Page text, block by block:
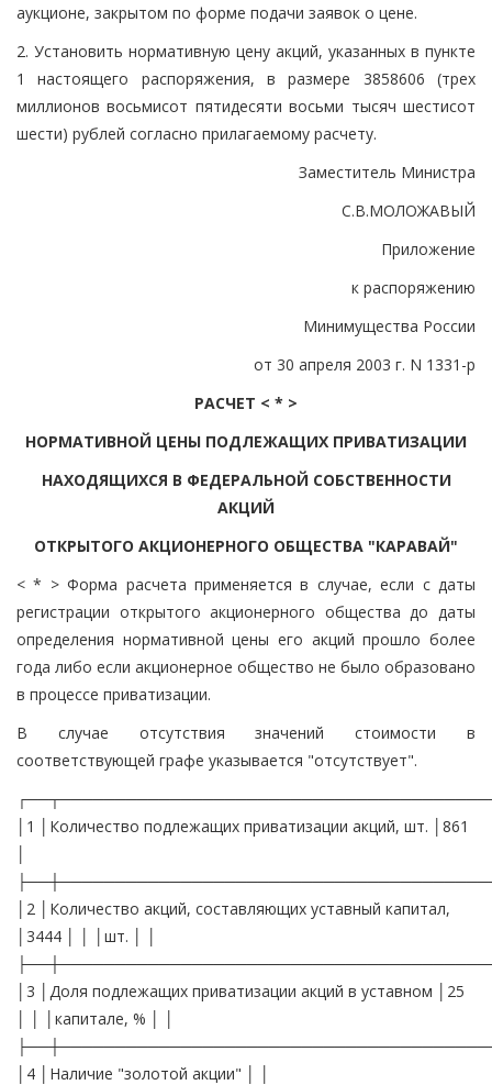
аукционе, закрытом по форме подачи заявок о цене.
2. Установить нормативную цену акций, указанных в пункте
1 настоящего распоряжения, в размере 3858606 (трех
миллионов восьмисот пятидесяти восьми тысяч шестисот
шести) рублей согласно прилагаемому расчету.
Заместитель Министра
С.В.МОЛОЖАВЫЙ
Приложение
к распоряжению
Минимущества России
от 30 апреля 2003 г. N 1331-р
РАСЧЕТ < * >
НОРМАТИВНОЙ ЦЕНЫ ПОДЛЕЖАЩИХ ПРИВАТИЗАЦИИ
НАХОДЯЩИХСЯ В ФЕДЕРАЛЬНОЙ СОБСТВЕННОСТИ
АКЦИЙ
ОТКРЫТОГО АКЦИОНЕРНОГО ОБЩЕСТВА "КАРАВАЙ"
< * > Форма расчета применяется в случае, если с даты
регистрации открытого акционерного общества до даты
определения нормативной цены его акций прошло более
года либо если акционерное общество не было образовано
в процессе приватизации.
В случае отсутствия значений стоимости в
соответствующей графе указывается "отсутствует".
│1 │Количество подлежащих приватизации акций, шт. │861
│2 │Количество акций, составляющих уставный капитал,
│3444 │ │ │шт. │ │
│3 │Доля подлежащих приватизации акций в уставном │25
│ │ │капитале, % │ │
│4 │Наличие "золотой акции" │ │